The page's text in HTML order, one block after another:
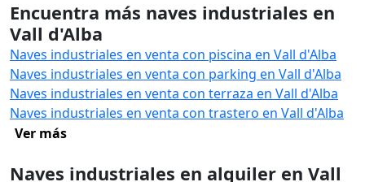
Encuentra más naves industriales en
Vall d'Alba
Naves industriales en venta con piscina en Vall d'Alba
Naves industriales en venta con parking en Vall d'Alba
Naves industriales en venta con terraza en Vall d'Alba
Naves industriales en venta con trastero en Vall d'Alba
Ver más
Naves industriales en alquiler en Vall